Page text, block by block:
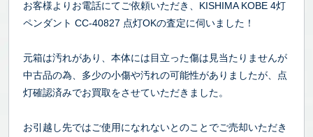
お客様よりお電話にてご依頼いただき、KISHIMA KOBE 4灯
ペンダント CC-40827 点灯OKの査定に伺いました！
元箱は汚れがあり、本体には目立った傷は見当たりませんが
中古品の為、多少の小傷や汚れの可能性がありましたが、点
灯確認済みでお買取をさせていただきました。
お引越し先ではご使用になれないとのことでご売却いただき